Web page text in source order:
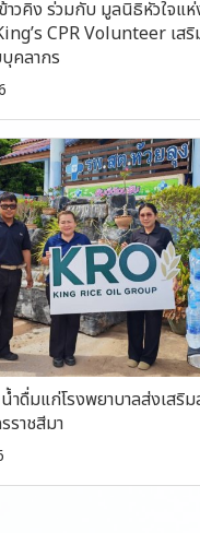
วคิง ร่วมกับ มูลนิธิหัวใจแห่
CPR Volunteer เส
คลากร
ดื่มแก่โรงพยาบาลส่งเสริม
ราชสีมา